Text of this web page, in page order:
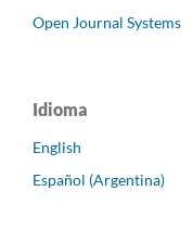
Open Journal Systems
Idioma
English
Español (Argentina)